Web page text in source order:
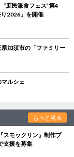
庶民派食フェス”第4
2026」を開催
加須市の「ファミリー
ルシェ
もっと見る
スモックリン』制作プ
支援を募集